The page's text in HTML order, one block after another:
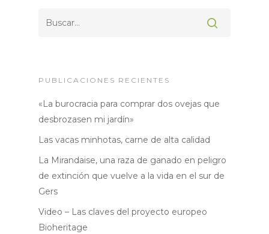
PUBLICACIONES RECIENTES
«La burocracia para comprar dos ovejas que
desbrozasen mi jardín»
Las vacas minhotas, carne de alta calidad
La Mirandaise, una raza de ganado en peligro
de extinción que vuelve a la vida en el sur de
Gers
Video – Las claves del proyecto europeo
Bioheritage
Ecoturismo